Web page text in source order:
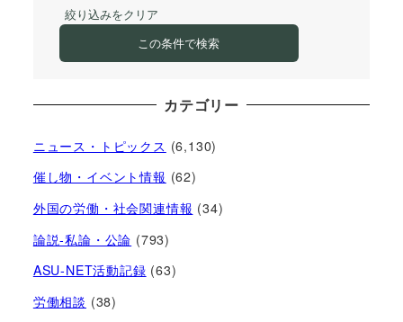
絞り込みをクリア
この条件で検索
カテゴリー
ニュース・トピックス (6,130)
催し物・イベント情報 (62)
外国の労働・社会関連情報 (34)
論説-私論・公論 (793)
ASU-NET活動記録 (63)
労働相談 (38)